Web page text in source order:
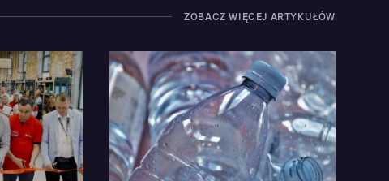
ZOBACZ WIĘCEJ ARTYKUŁÓW